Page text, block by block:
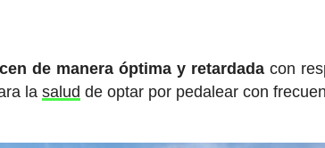
de manera óptima y retardada con
la salud de optar por pedalear con